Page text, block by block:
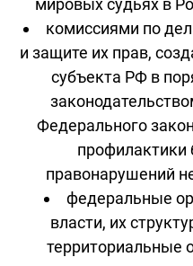
мировых судьях в
комиссиями по
и защите их прав,
субъекта РФ в
Федерального
профилактики
правонарушений
федеральные
власти, их
территориальные